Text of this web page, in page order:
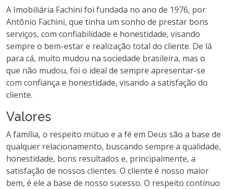
A Imobiliária Fachini foi fundada no ano de 1976, por
Antônio Fachini, que tinha um sonho de prestar bons
serviços, com confiabilidade e honestidade, visando
sempre o bem-estar e realização total do cliente. De lá
para cá, muito mudou na sociedade brasileira, mas o
que não mudou, foi o ideal de sempre apresentar-se
com confiança e honestidade, visando a satisfação do
cliente.
Valores
A família, o respeito mútuo e a fé em Deus são a base de
qualquer relacionamento, buscando sempre a qualidade,
honestidade, bons resultados e, principalmente, a
satisfação de nossos clientes. O cliente é nosso maior
bem, é ele a base de nosso sucesso. O respeito contínuo